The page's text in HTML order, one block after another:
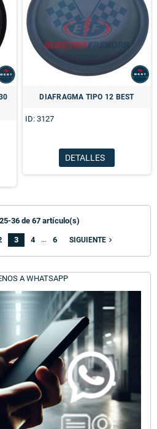
A WHATSAPP
DIAFRAGMA TIPO 12 BEST
ID: 3127
DETALLES
36 de 67 artículo(s)
3 4 … 6 SIGUIENTE navigate_next